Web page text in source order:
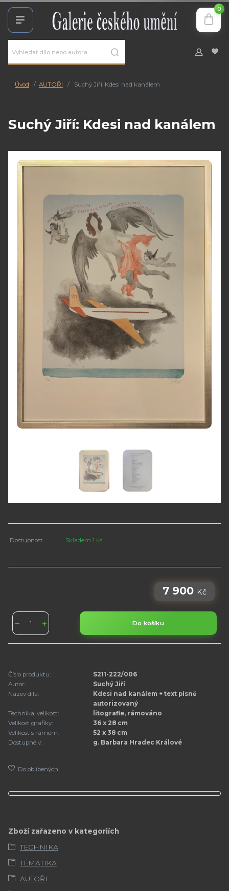
0
Úvod AUTOŘI Suchý Jiří: Kdesi nad kanálem
Suchý Jiří: Kdesi nad kanálem
Dostupnost Skladem 1 ks
7 900 Kč
Do košíku
Číslo produktu:
S211-222/006
Autor:
Suchý Jiří
Název díla:
Kdesi nad kanálem + text písně
autorizovaný
Technika, velikost:
litografie, rámováno
Velikost grafiky:
36 x 28 cm
Velikost s rámem:
52 x 38 cm
Dostupné v:
g. Barbara Hradec Králové
Do oblíbených
Zboží zařazeno v kategoriích
TECHNIKA
TÉMATIKA
AUTOŘI